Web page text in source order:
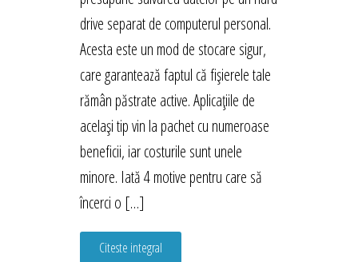
drive separat de computerul personal.
Acesta este un mod de stocare sigur,
care garantează faptul că fișierele tale
rămân păstrate active. Aplicațiile de
același tip vin la pachet cu numeroase
beneficii, iar costurile sunt unele
minore. Iată 4 motive pentru care să
încerci o […]
Citeste integral